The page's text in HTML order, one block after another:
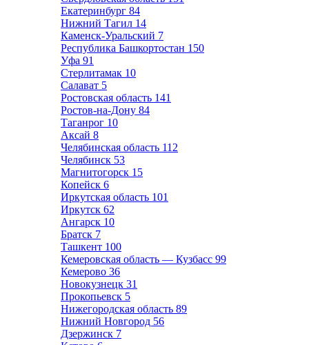
Екатеринбург 84
Нижний Тагил 14
Каменск-Уральский 7
Республика Башкортостан 150
Уфа 91
Стерлитамак 10
Салават 5
Ростовская область 141
Ростов-на-Дону 84
Таганрог 10
Аксай 8
Челябинская область 112
Челябинск 53
Магнитогорск 15
Копейск 6
Иркутская область 101
Иркутск 62
Ангарск 10
Братск 7
Ташкент 100
Кемеровская область — Кузбасс 99
Кемерово 36
Новокузнецк 31
Прокопьевск 5
Нижегородская область 89
Нижний Новгород 56
Дзержинск 7